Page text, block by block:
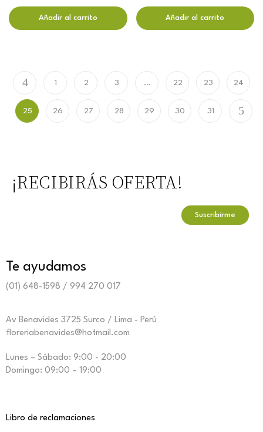
Añadir al carrito Añadir al carrito
1 2 3 … 22 23 24
25 26 27 28 29 30 31
¡RECIBIRÁS OFERTA!
Te ayudamos
(01) 648-1598 / 994 270 017
Av Benavides 3725 Surco / Lima - Perú
floreriabenavides@hotmail.com
Lunes – Sábado: 9:00 - 20:00
Domingo: 09:00 – 19:00
Libro de reclamaciones